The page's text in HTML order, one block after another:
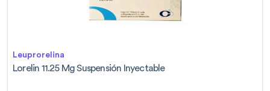
Leuprorelina
Lorelin 11.25 Mg Suspensión Inyectable